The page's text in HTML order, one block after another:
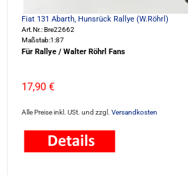
Fiat 131 Abarth, Hunsrück Rallye (W.Röhrl)
Art.Nr.: Bre22662
Maßstab:1:87
Für Rallye / Walter Röhrl Fans
17,90 €
Alle Preise inkl. USt. und zzgl. Versandkosten